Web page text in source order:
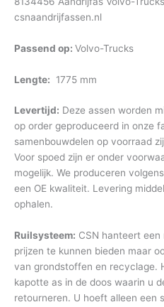
csnaandrijfassen.nl
Passend op: Volvo-Trucks
Lengte: 1775 mm
Levertijd: Deze assen worden
op order geproduceerd in onze
samenbouwdelen op voorraad
Voor spoed zijn er onder
mogelijk. We produceren
een OE kwaliteit. Levering
ophalen.
Ruilsysteem: CSN hanteert
prijzen te kunnen bieden maar
van grondstoffen en recyclage.
kapotte as in de doos waarin u
retourneren. U hoeft alleen een